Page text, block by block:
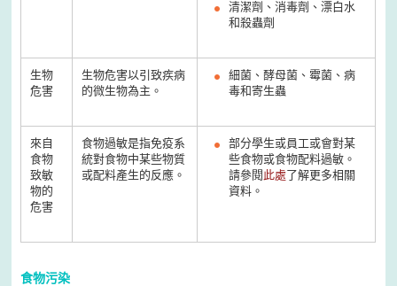
清潔劑、消毒劑、漂白水
和殺蟲劑
生物
危害
生物危害以引致疾病
的微生物為主。
細菌、酵母菌、霉菌、病
毒和寄生蟲
來自
食物
致敏
物的
危害
食物過敏是指免疫系
統對食物中某些物質
或配料產生的反應。
部分學生或員工或會對某
些食物或食物配料過敏。
請參閱此處了解更多相關
資料。
食物污染